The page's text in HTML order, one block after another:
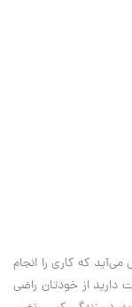
که کاری را انجام
از خودتان راضی